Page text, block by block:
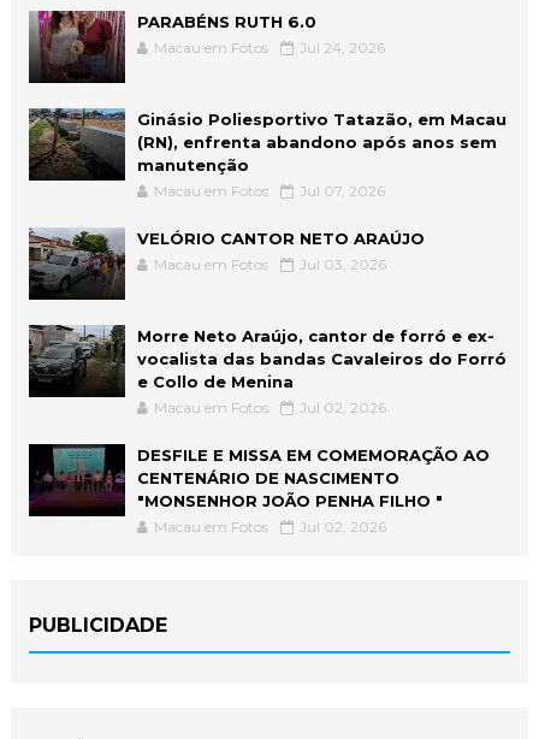
PARABÉNS RUTH 6.0
Macau em Fotos Jul 24, 2026
Ginásio Poliesportivo Tatazão, em Macau
(RN), enfrenta abandono após anos sem
manutenção
Macau em Fotos Jul 07, 2026
VELÓRIO CANTOR NETO ARAÚJO
Macau em Fotos Jul 03, 2026
Morre Neto Araújo, cantor de forró e ex-
vocalista das bandas Cavaleiros do Forró
e Collo de Menina
Macau em Fotos Jul 02, 2026
DESFILE E MISSA EM COMEMORAÇÃO AO
CENTENÁRIO DE NASCIMENTO
"MONSENHOR JOÃO PENHA FILHO "
Macau em Fotos Jul 02, 2026
PUBLICIDADE